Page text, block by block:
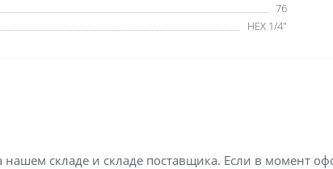
76
HEX 1/4"
нашем складе и складе поставщика. Если в момент